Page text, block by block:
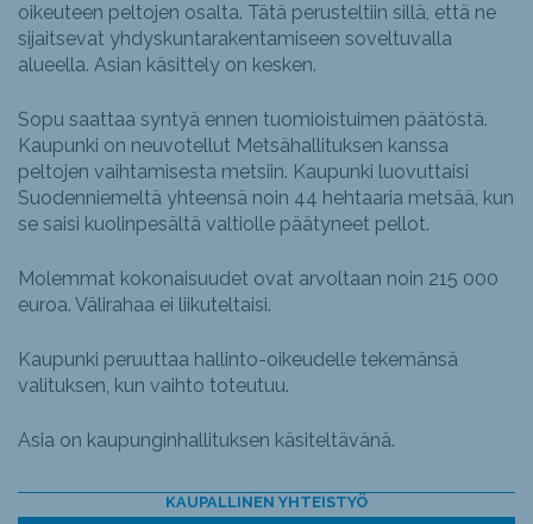
oikeuteen peltojen osalta. Tätä perusteltiin sillä, että ne
sijaitsevat yhdyskuntarakentamiseen soveltuvalla
alueella. Asian käsittely on kesken.
Sopu saattaa syntyä ennen tuomioistuimen päätöstä.
Kaupunki on neuvotellut Metsähallituksen kanssa
peltojen vaihtamisesta metsiin. Kaupunki luovuttaisi
Suodenniemeltä yhteensä noin 44 hehtaaria metsää, kun
se saisi kuolinpesältä valtiolle päätyneet pellot.
Molemmat kokonaisuudet ovat arvoltaan noin 215 000
euroa. Välirahaa ei liikuteltaisi.
Kaupunki peruuttaa hallinto-oikeudelle tekemänsä
valituksen, kun vaihto toteutuu.
Asia on kaupunginhallituksen käsiteltävänä.
KAUPALLINEN YHTEISTYÖ